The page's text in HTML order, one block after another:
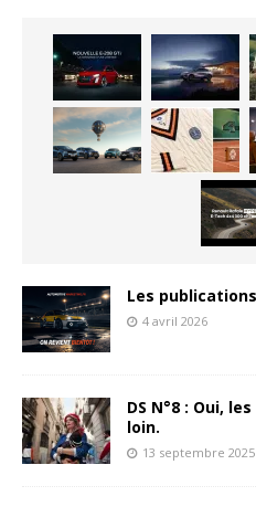
Les
4 avril 2026
DS N°8 : Oui,
loin.
13 septembre 2025